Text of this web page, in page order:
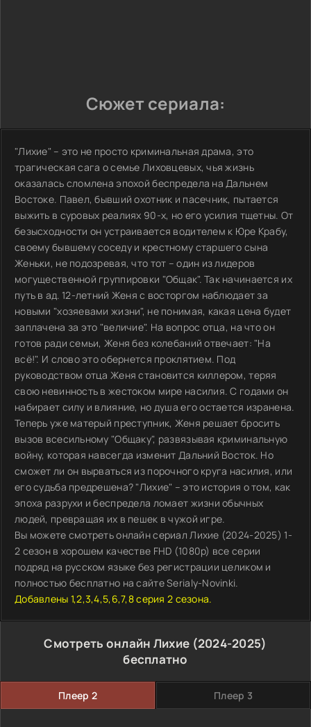
Сюжет сериала:
"Лихие" – это не просто криминальная драма, это
трагическая сага о семье Лиховцевых, чья жизнь
оказалась сломлена эпохой беспредела на Дальнем
Востоке. Павел, бывший охотник и пасечник, пытается
выжить в суровых реалиях 90-х, но его усилия тщетны. От
безысходности он устраивается водителем к Юре Крабу,
своему бывшему соседу и крестному старшего сына
Женьки, не подозревая, что тот – один из лидеров
могущественной группировки "Общак". Так начинается их
путь в ад. 12-летний Женя с восторгом наблюдает за
новыми "хозяевами жизни", не понимая, какая цена будет
заплачена за это "величие". На вопрос отца, на что он
готов ради семьи, Женя без колебаний отвечает: "На
всё!". И слово это обернется проклятием. Под
руководством отца Женя становится киллером, теряя
свою невинность в жестоком мире насилия. С годами он
набирает силу и влияние, но душа его остается изранена.
Теперь уже матерый преступник, Женя решает бросить
вызов всесильному "Общаку", развязывая криминальную
войну, которая навсегда изменит Дальний Восток. Но
сможет ли он вырваться из порочного круга насилия, или
его судьба предрешена? "Лихие" – это история о том, как
эпоха разрухи и беспредела ломает жизни обычных
людей, превращая их в пешек в чужой игре.
Вы можете смотреть онлайн сериал Лихие (2024-2025) 1-
2 сезон в хорошем качестве FHD (1080p) все серии
подряд на русском языке без регистрации целиком и
полностью бесплатно на сайте Serialy-Novinki.
Добавлены 1,2,3,4,5,6,7,8 серия 2 сезона.
Смотреть онлайн Лихие (2024-2025)
бесплатно
Плеер 2 Плеер 3